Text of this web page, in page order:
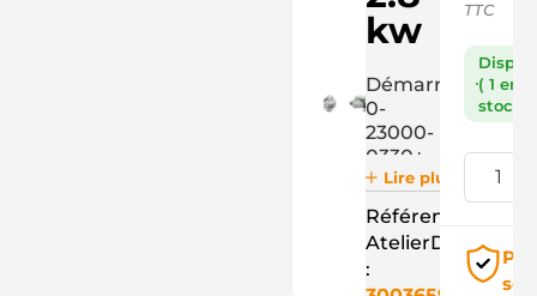
kw
Démarreur
0-
23000-
0330+
Lire plus
Référence
AtelierD
:
TTC
( 1 en
stock )